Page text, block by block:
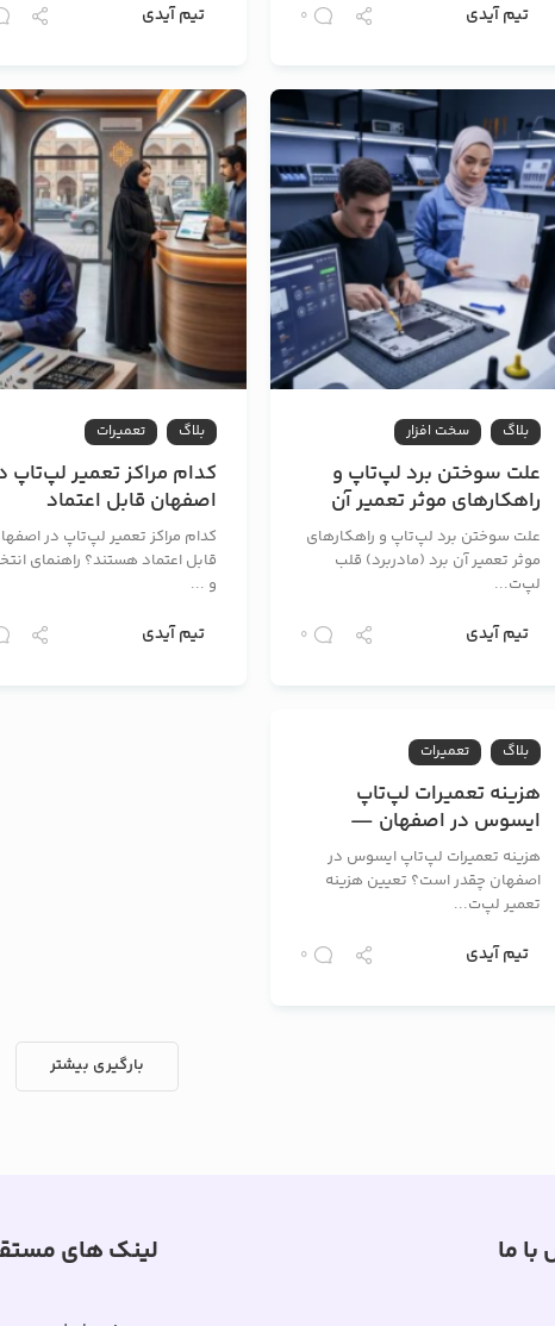
تیم آیدی 0 تیم آیدی
بلاگ سخت افزار
علت سوختن برد لپ‌تاپ و
راهکارهای موثر تعمیر آن
علت سوختن برد لپ‌تاپ و راهکارهای
موثر تعمیر آن برد (مادربرد) قلب
لپ‌ت...
تیم آیدی 0
بلاگ تعمیرات
کدام مراکز تعمیر لپ‌تاپ
اصفهان قابل اعتماد
هستند؟ راهنمای انتخاب
نکات عملی
کدام مراکز تعمیر لپ‌تاپ در
قابل اعتماد هستند؟ راهنمای
و ...
تیم آیدی
بلاگ تعمیرات
هزینه تعمیرات لپ‌تاپ
ایسوس در اصفهان —
قیمت‌ها، عوامل مؤثر و
راهنمای انتخاب تعمیرکار
هزینه تعمیرات لپ‌تاپ ایسوس در
اصفهان چقدر است؟ تعیین هزینه
تعمیر لپ‌ت...
تیم آیدی 0
بارگیری بیشتر
ما لینک های